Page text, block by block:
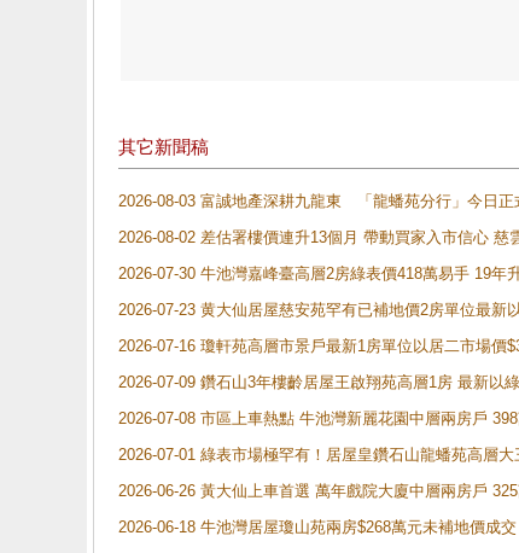
其它新聞稿
2026-08-03 富誠地產深耕九龍東 「龍蟠苑分行」今日
2026-08-02 差估署樓價連升13個月 帶動買家入市信心
2026-07-30 牛池灣嘉峰臺高層2房綠表價418萬易手 19年
2026-07-23 黄大仙居屋慈安苑罕有已補地價2房單位最新
2026-07-16 瓊軒苑高層市景戶最新1房單位以居二市場價
2026-07-09 鑽石山3年樓齡居屋王啟翔苑高層1房 最新以
2026-07-08 市區上車熱點 牛池灣新麗花園中層兩房戶
2026-07-01 綠表市場極罕有！居屋皇鑽石山龍蟠苑高層
2026-06-26 黃大仙上車首選 萬年戲院大廈中層兩房戶
2026-06-18 牛池灣居屋瓊山苑兩房$268萬元未補地價成